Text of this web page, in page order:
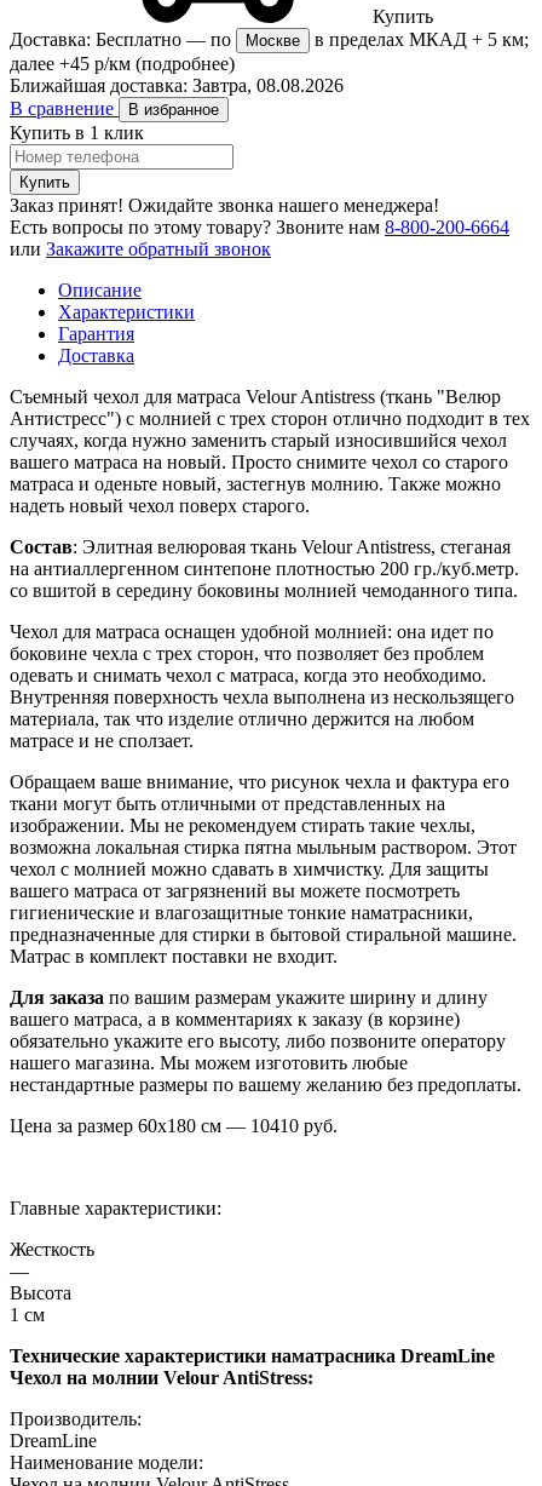
Купить
Доставка: Бесплатно — по Москве
в пределах МКАД + 5 км;
далее +45 р/км (подробнее)
Ближайшая доставка: Завтра, 08.08.2026
В сравнение
В избранное
Купить в 1 клик
Купить
Заказ принят! Ожидайте звонка нашего менеджера!
Есть вопросы по этому товару? Звоните нам 8-800-200-6664
или Закажите обратный звонок
Описание
Характеристики
Гарантия
Доставка
Съемный чехол для матраса Velour Antistress (ткань "Велюр
Антистресс") с молнией с трех сторон отлично подходит в тех
случаях, когда нужно заменить старый износившийся чехол
вашего матраса на новый. Просто снимите чехол со старого
матраса и оденьте новый, застегнув молнию. Также можно
надеть новый чехол поверх старого.
Состав: Элитная велюровая ткань Velour Antistress, стеганая
на антиаллергенном синтепоне плотностью 200 гр./куб.метр.
со вшитой в середину боковины молнией чемоданного типа.
Чехол для матраса оснащен удобной молнией: она идет по
боковине чехла с трех сторон, что позволяет без проблем
одевать и снимать чехол с матраса, когда это необходимо.
Внутренняя поверхность чехла выполнена из нескользящего
материала, так что изделие отлично держится на любом
матрасе и не сползает.
Обращаем ваше внимание, что рисунок чехла и фактура его
ткани могут быть отличными от представленных на
изображении. Мы не рекомендуем стирать такие чехлы,
возможна локальная стирка пятна мыльным раствором. Этот
чехол с молнией можно сдавать в химчистку. Для защиты
вашего матраса от загрязнений вы можете посмотреть
гигиенические и влагозащитные тонкие наматрасники,
предназначенные для стирки в бытовой стиральной машине.
Матрас в комплект поставки не входит.
Для заказа по вашим размерам укажите ширину и длину
вашего матраса, а в комментариях к заказу (в корзине)
обязательно укажите его высоту, либо позвоните оператору
нашего магазина. Мы можем изготовить любые
нестандартные размеры по вашему желанию без предоплаты.
Цена за размер 60х180 см — 10410 руб.
Главные характеристики:
Жесткость
—
Высота
1 см
Технические характеристики наматрасника DreamLine
Чехол на молнии Velour AntiStress:
Производитель:
DreamLine
Наименование модели: